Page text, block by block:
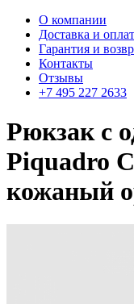
О компании
Доставка и
Гарантия и
Контакты
Отзывы
+7 495 227 2633
Рюкзак с
Piquadro
кожаный